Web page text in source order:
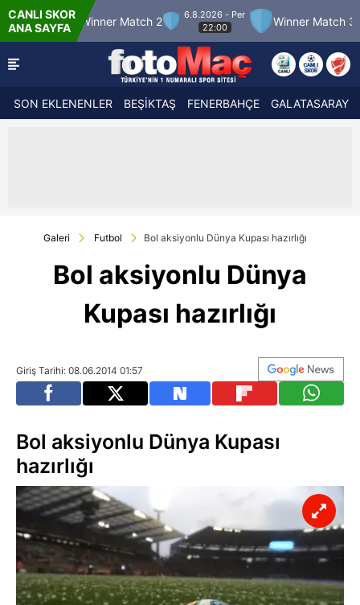
CANLI SKOR
ANA SAYFA
Match 2
6.8.2026 - Per
22:00
Winner Match 3 Boluspor
SON EKLENENLER BEŞİKTAŞ FENERBAHÇE GALATASARAY
Galeri Futbol Bol aksiyonlu Dünya Kupası hazırlığı
Bol aksiyonlu Dünya
Kupası hazırlığı
Giriş Tarihi: 08.06.2014 01:57
Bol aksiyonlu Dünya Kupası
hazırlığı